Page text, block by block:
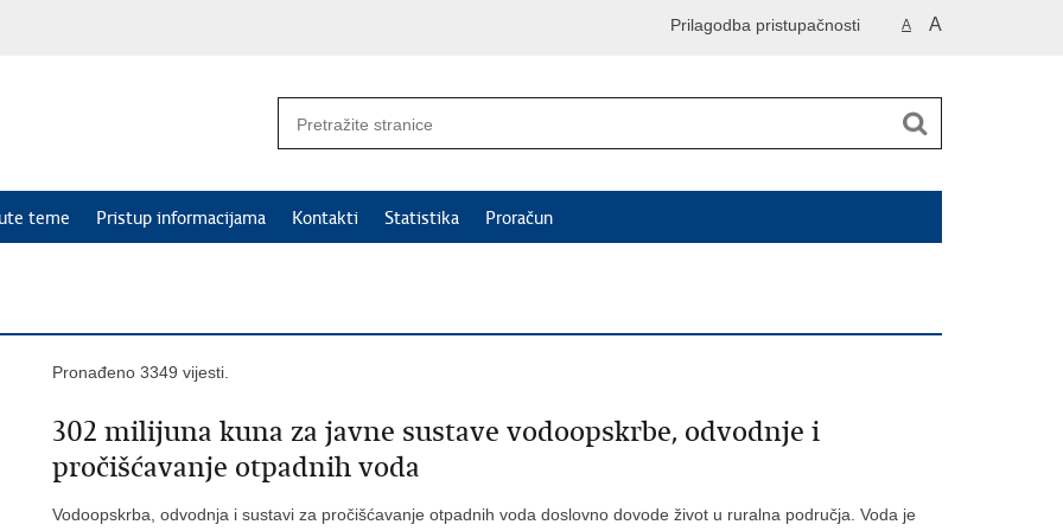
A A
Prilagodba pristupačnosti
teme Pristup informacijama Kontakti Statistika Proračun
Pronađeno 3349 vijesti.
302 milijuna kuna za javne sustave vodoopskrbe, odvodnje i
pročišćavanje otpadnih voda
Vodoopskrba, odvodnja i sustavi za pročišćavanje otpadnih voda doslovno dovode život u ruralna područja. Voda je